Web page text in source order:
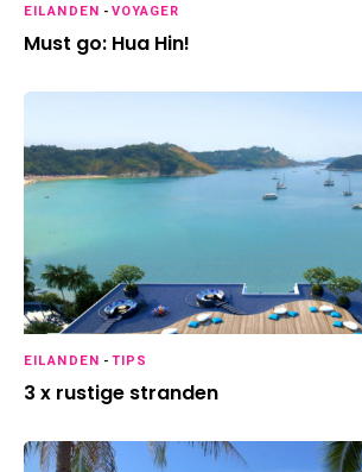
EILANDEN -VOYAGER
Must go: Hua Hin!
EILANDEN -TIPS
3 x rustige stranden